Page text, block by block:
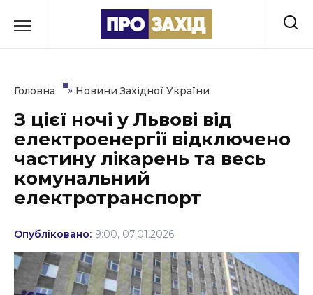
до
Культура
Освіта
Події
Політика
Соціум
Головна » Новини Західної України
З цієї ночі у Львові від
електроенергії відключено
частину лікарень та весь
комунальний
електротранспорт
Опубліковано: 9:00, 07.01.2026